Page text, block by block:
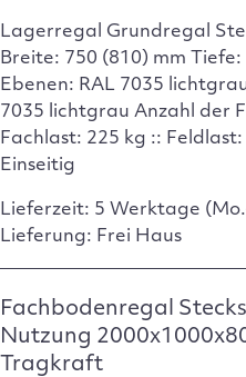
Lagerregal Grundregal
Breite: 750 (810) mm
Ebenen: RAL 7035
7035 lichtgrau Anzahl der
Fachlast: 225 kg ::
Einseitig
Lieferzeit: 5 Werktage
Lieferung: Frei Haus
Fachbodenregal
Nutzung
Tragkraft